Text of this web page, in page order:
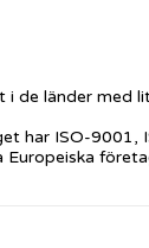
de länder med
har ISO-9001,